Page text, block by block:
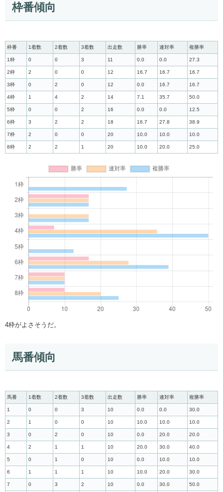
枠番傾向
枠番 1着数 2着数 3着数 出走数 勝率 連対率 複勝率
1枠 0 0 3 11 0.0 0.0 27.3
2枠 2 0 0 12 16.7 16.7 16.7
3枠 0 2 0 12 0.0 16.7 16.7
4枠 1 4 2 14 7.1 35.7 50.0
5枠 0 0 2 16 0.0 0.0 12.5
6枠 3 2 2 18 16.7 27.8 38.9
7枠 2 0 0 20 10.0 10.0 10.0
8枠 2 2 1 20 10.0 20.0 25.0
4枠がよさそうだ。
馬番傾向
馬番 1着数 2着数 3着数 出走数 勝率 連対率 複勝率
1 0 0 3 10 0.0 0.0 30.0
2 1 0 0 10 10.0 10.0 10.0
3 0 2 0 10 0.0 20.0 20.0
4 2 1 1 10 20.0 30.0 40.0
5 0 1 0 10 0.0 10.0 10.0
6 1 1 1 10 10.0 20.0 30.0
7 0 3 2 10 0.0 30.0 50.0